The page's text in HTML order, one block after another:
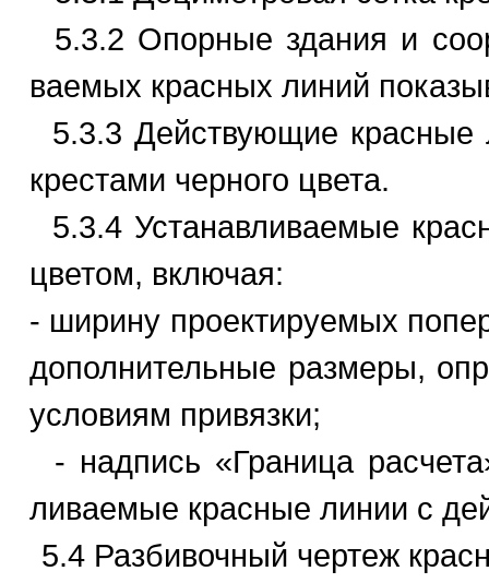
5.3.2 Опорные здания и
ваемых красных линий
5.3.3 Действующие
крестами черного цвета.
5.3.4 Устанавливаемые
цветом, включая:
- ширину проектируемых
дополнительные размеры,
условиям привязки;
- надпись «Граница
ливаемые красные линии с
5.4 Разбивочный чертеж